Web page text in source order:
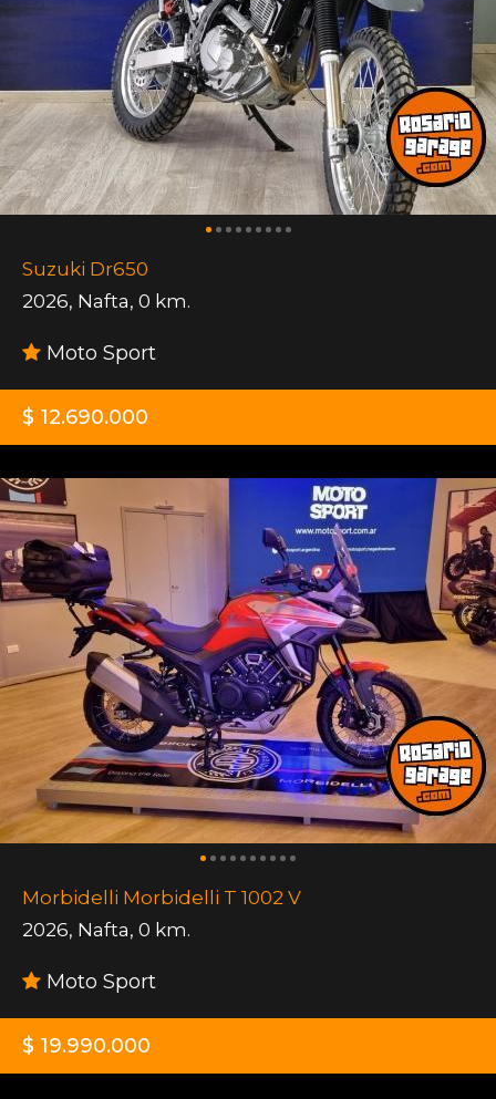
Suzuki Dr650
2026, Nafta, 0 km.
Moto Sport
$ 12.690.000
Morbidelli Morbidelli T 1002 V
2026, Nafta, 0 km.
Moto Sport
$ 19.990.000